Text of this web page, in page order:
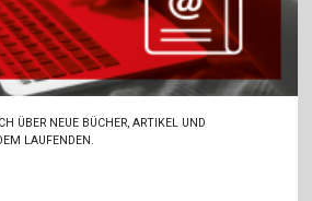
ÜBER NEUE BÜCHER, ARTIKEL UND
LAUFENDEN.